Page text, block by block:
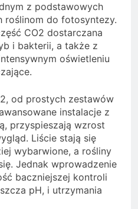
z podstawowych
roślinom do fotosyntezy.
CO2 dostarczana
i bakterii, a także z
oświetleniu
od prostych zestawów
instalacje z
przyspieszają wzrost
Liście stają się
wybarwione, a rośliny
Jednak wprowadzenie
baczniejszej kontroli
pH, i utrzymania